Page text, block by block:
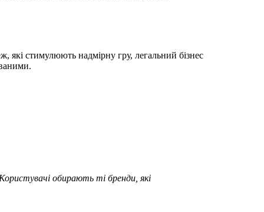
які стимулюють надмірну гру, легальний бізнес
обирають ті бренди, які